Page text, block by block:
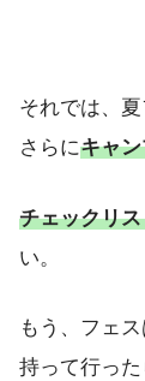
それでは、
さらにキャ
チェックリ
い。
もう、フェ
持って行った